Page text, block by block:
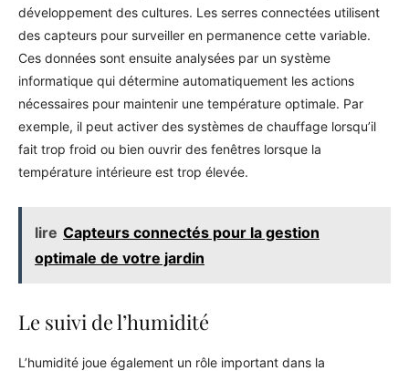
développement des cultures. Les serres connectées utilisent
des capteurs pour surveiller en permanence cette variable.
Ces données sont ensuite analysées par un système
informatique qui détermine automatiquement les actions
nécessaires pour maintenir une température optimale. Par
exemple, il peut activer des systèmes de chauffage lorsqu’il
fait trop froid ou bien ouvrir des fenêtres lorsque la
température intérieure est trop élevée.
lire Capteurs connectés pour la gestion
optimale de votre jardin
Le suivi de l’humidité
L’humidité joue également un rôle important dans la